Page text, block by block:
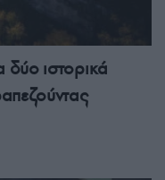
δύο ιστορικά